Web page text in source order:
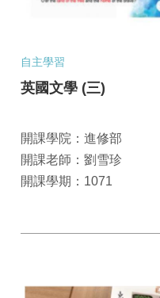
自主學習
英國文學 (三)
開課學院：進修部
開課老師：劉雪珍
開課學期：1071